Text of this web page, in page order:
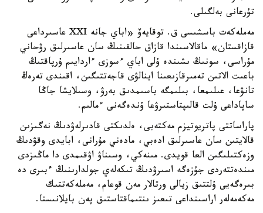
تۇرعانى بەلگىلى.
مەملەكەت باسشىسى ق. توقايەۆ «اباي جانە XXI عاسىرداعى
قازاقستان» ماقالاسىندا قازاق حالقىنىڭ سان عاسىرلىق رۋحاني
مۇراسى، سونىڭ ىشىندە ۇلى اباي ءسوزى ءاردايىم ۇرپاقتىڭ
باعىت الاتىن تەمىرقازىعىنا اينالۋى قاجەتتىگىن، اقىندى تەرەڭ
تانۋعا، عىلىمعا، بىلىمگە باسىمدىق بەرۋ، وسىلايشا جاڭا
ساپاداعى ۇلت قالىپتاستىرۋعا ۇندەگەنى ءمالىم.
پاراساتتى پاتريوتيزم مەكتەبى، ەلدىكتى قادىرلەۋدىڭ نەگىزىن
قالايتىن سان عاسىرلىق ادەبي، مادەني مۇرانى، ابايدى وقۋدىڭ
وزەكتىلىگىن العا قويدى. مىنەكي، وسىناۋ اۋقىمدى دا ماڭىزدى
مىندەتتەردى جۇزەگە اسىرۋدىڭ تىكەلەي جولدارىنىڭ ءبىرى دە
بىرەگەيى ۇلتتىق زيالى ورتالار مەن قوعام، مەملەكەتتىك
مەكەمەلەر اراسىنداعى تىعىز ىنتىماقتاستىق پەن بايلانىستا.